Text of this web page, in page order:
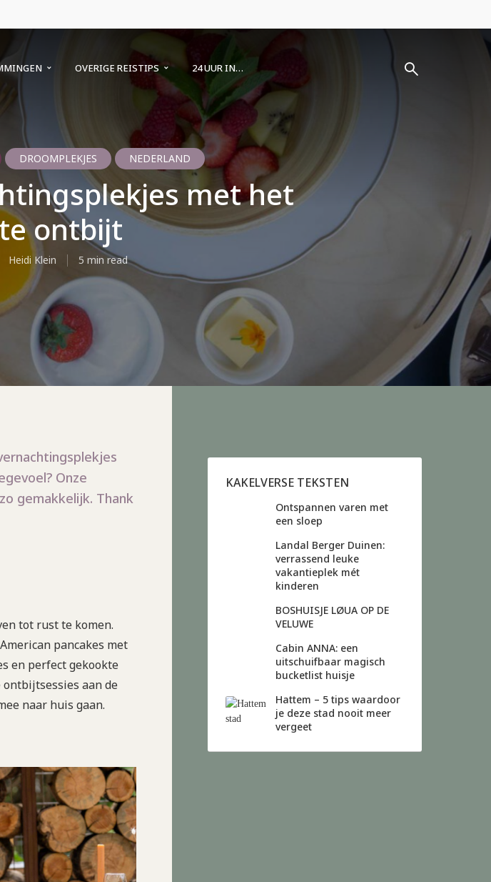
OVERIGE REISTIPS 24 UUR IN…
DROOMPLEKJES NEDERLAND
met het
ontbijt
Heidi Klein 5 min read
Onze
gemakkelijk. Thank
tot rust te komen.
pancakes met
en perfect gekookte
aan de
naar huis gaan.
KAKELVERSE TEKSTEN
Ontspannen varen met
een sloep
Landal Berger Duinen:
verrassend leuke
vakantieplek mét
kinderen
BOSHUISJE LØUA OP DE
VELUWE
Cabin ANNA: een
uitschuifbaar magisch
bucketlist huisje
Hattem – 5 tips waardoor
je deze stad nooit meer
vergeet